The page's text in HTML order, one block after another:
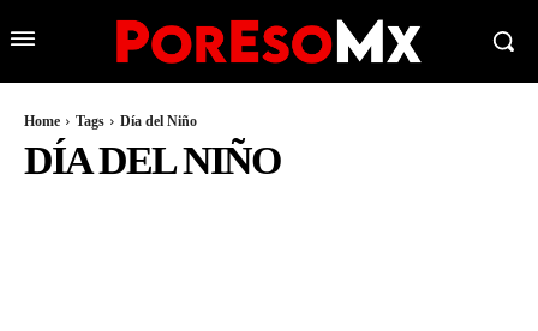
Home Tags Día del Niño
DÍA DEL NIÑO